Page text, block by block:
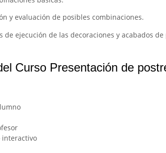
y evaluación de posibles combinaciones.
de ejecución de las decoraciones y acabados
Curso Presentación de
interactivo